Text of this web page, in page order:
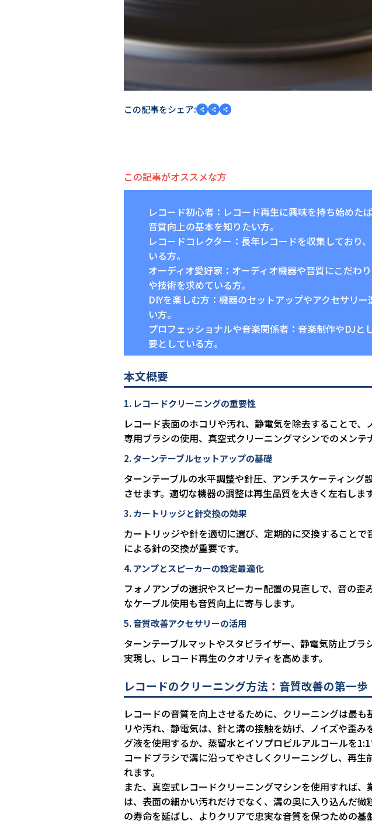
この記事をシェア:
この記事がオススメな方
レコード初心者：レコード再生に興味を持ち始めた
音質向上の基本を知りたい方。
レコードコレクター：長年レコードを収集しており
いる方。
オーディオ愛好家：オーディオ機器や音質にこだわ
や技術を求めている方。
DIYを楽しむ方：機器のセットアップやアクセサリ
い方。
プロフェッショナルや音楽関係者：音楽制作やDJ
要としている方。
本文概要
1. レコードクリーニングの重要性
レコード表面のホコリや汚れ、静電気を除去することで
専用ブラシの使用、真空式クリーニングマシンでのメンテ
2. ターンテーブルセットアップの基礎
ターンテーブルの水平調整や針圧、アンチスケーティン
させます。適切な機器の調整は再生品質を大きく左右します
3. カートリッジと針交換の効果
カートリッジや針を適切に選び、定期的に交換すること
による針の交換が重要です。
4. アンプとスピーカーの設定最適化
フォノアンプの選択やスピーカー配置の見直しで、音の
なケーブル使用も音質向上に寄与します。
5. 音質改善アクセサリーの活用
ターンテーブルマットやスタビライザー、静電気防止ブ
実現し、レコード再生のクオリティを高めます。
レコードのクリーニング方法：音質改善の第一歩
レコードの音質を向上させるために、クリーニングは最
リや汚れ、静電気は、針と溝の接触を妨げ、ノイズや歪
グ液を使用するか、蒸留水とイソプロピルアルコールを
コードブラシで溝に沿ってやさしくクリーニングし、再
れます。
また、真空式レコードクリーニングマシンを使用すれば
は、表面の細かい汚れだけでなく、溝の奥に入り込んだ
の寿命を延ばし、よりクリアで忠実な音質を保つための基